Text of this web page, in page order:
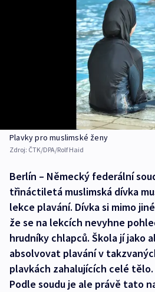
Plavky pro muslimské ženy
Zdroj: ČTK/DPA/Rolf Haid
Berlín – Německý federální
třináctiletá muslimská dívka
lekce plavání. Dívka si mimo
že se na lekcích nevyhne
hrudníky chlapců. Škola jí jako
absolvovat plavání v
plavkách zahalujících celé
Podle soudu je ale právě tato